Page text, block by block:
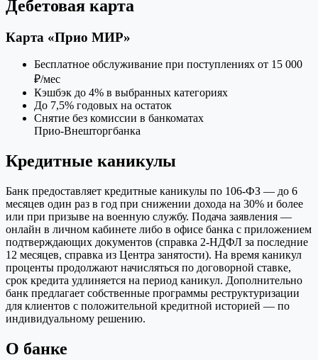
Дебетовая карта
Карта «Прио МИР»
Бесплатное обслуживание при поступлениях от 15 000
₽/мес
Кэшбэк до 4% в выбранных категориях
До 7,5% годовых на остаток
Снятие без комиссии в банкоматах
Прио‑Внешторгбанка
Кредитные каникулы
Банк предоставляет кредитные каникулы по 106‑ФЗ — до 6
месяцев один раз в год при снижении дохода на 30% и более
или при призыве на военную службу. Подача заявления —
онлайн в личном кабинете либо в офисе банка с приложением
подтверждающих документов (справка 2‑НДФЛ за последние
12 месяцев, справка из Центра занятости). На время каникул
проценты продолжают начисляться по договорной ставке,
срок кредита удлиняется на период каникул. Дополнительно
банк предлагает собственные программы реструктуризации
для клиентов с положительной кредитной историей — по
индивидуальному решению.
О банке